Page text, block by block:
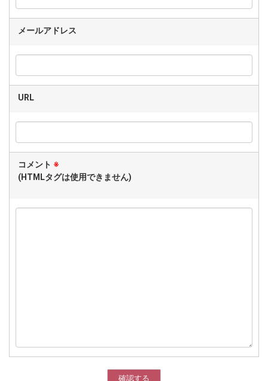
メールアドレス
URL
コメント ※
(HTMLタグは使用できません)